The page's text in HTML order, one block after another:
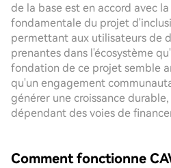
de la base est en accord avec
fondamentale du projet
permettant aux utilisateurs de
prenantes dans l'écosystème
fondation de ce projet semble
qu'un engagement
générer une croissance
dépendant des voies de
Comment fonctionne